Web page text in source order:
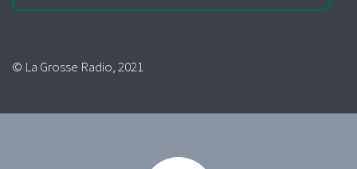
© La Grosse Radio, 2021